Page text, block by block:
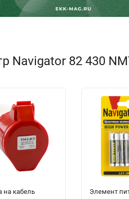
82 430
на кабель
Элемент